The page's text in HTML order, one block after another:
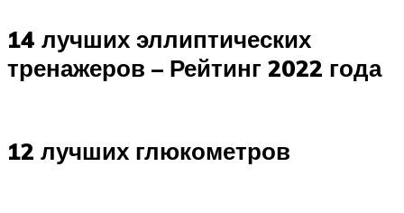
14 лучших эллиптических
тренажеров – Рейтинг 2022 года
12 лучших глюкометров